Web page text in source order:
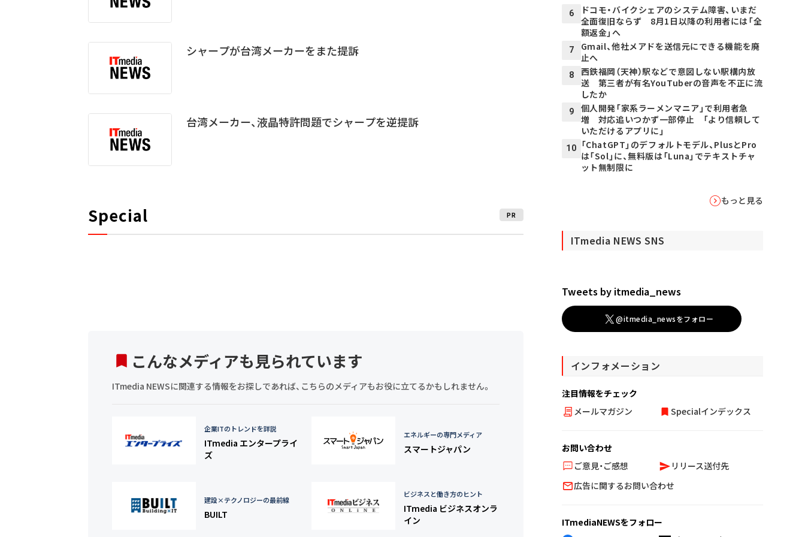
シャープが台湾メーカーをまた提訴
台湾メーカー、液晶特許問題でシャープを逆提訴
Special PR
こんなメディアも見られています
ITmedia NEWSに関連する情報をお探しであれば、こちらのメディアもお役に立てるかもしれません。
企業ITのトレンドを詳説
ITmedia エンタープライ
ズ
エネルギーの専門メディア
スマートジャパン
建設×テクノロジーの最前線
BUILT
ビジネスと働き方のヒント
ITmedia ビジネスオンラ
イン
6
ドコモ・バイクシェアのシステム障害、いまだ
全面復旧ならず 8月1日以降の利用者には「全
額返金」へ
7
Gmail、他社メアドを送信元にできる機能を廃
止へ
8
西鉄福岡（天神）駅などで意図しない駅構内放
送 第三者が有名YouTuberの音声を不正に流
したか
9
個人開発「家系ラーメンマニア」で利用者急
増 対応追いつかず一部停止 「より信頼して
いただけるアプリに」
10
「ChatGPT」のデフォルトモデル、PlusとPro
は「Sol」に、無料版は「Luna」でテキストチャ
ット無制限に
もっと見る
ITmedia NEWS SNS
Tweets by itmedia_news
@itmedia_newsをフォロー
インフォメーション
注目情報をチェック
メールマガジン
Specialインデックス
お問い合わせ
ご意見・ご感想
リリース送付先
広告に関するお問い合わせ
ITmediaNEWSをフォロー